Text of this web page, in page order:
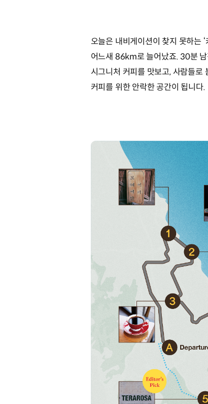
오늘은 내비게이션이 찾지 못하는
어느새 86km로 늘어났죠. 30분
시그니처 커피를 맛보고, 사람들
커피를 위한 안락한 공간이 됩니다.